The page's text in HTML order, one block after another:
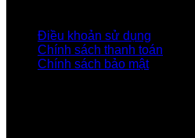
Điều khoản sử dụng
Chính sách thanh toán
Chính sách bảo mật